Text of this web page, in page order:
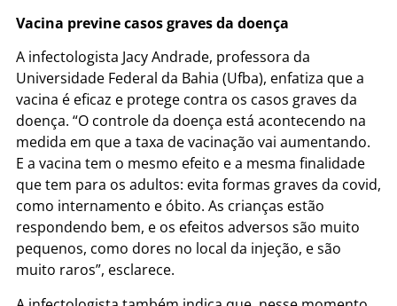
Vacina previne casos graves da doença
A infectologista Jacy Andrade, professora da
Universidade Federal da Bahia (Ufba), enfatiza que a
vacina é eficaz e protege contra os casos graves da
doença. “O controle da doença está acontecendo na
medida em que a taxa de vacinação vai aumentando.
E a vacina tem o mesmo efeito e a mesma finalidade
que tem para os adultos: evita formas graves da covid,
como internamento e óbito. As crianças estão
respondendo bem, e os efeitos adversos são muito
pequenos, como dores no local da injeção, e são
muito raros”, esclarece.